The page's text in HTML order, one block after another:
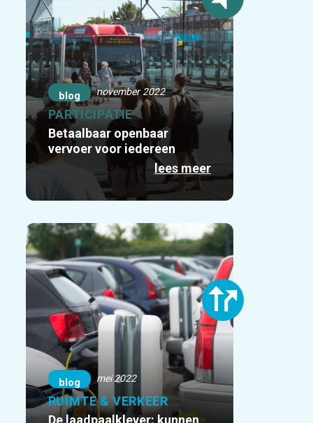
blog november 2022
PARTICIPATIE
Betaalbaar openbaar
vervoer voor iedereen
lees meer
blog mei 2022
RUIMTE & VERKEER
De laadpaalklever: kunnen